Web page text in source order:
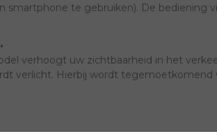
smartphone te gebruiken). De bediening
verhoogt uw zichtbaarheid in het
verlicht. Hierbij wordt